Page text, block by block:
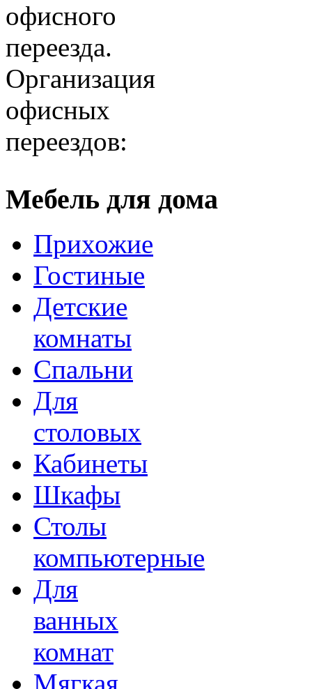
офисного
переезда.
Организация
офисных
переездов:
Мебель для дома
Прихожие
Гостиные
Детские
комнаты
Спальни
Для
столовых
Кабинеты
Шкафы
Столы
компьютерные
Для
ванных
комнат